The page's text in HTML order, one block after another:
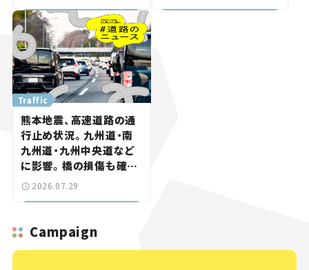
Traffic
熊本地震、高速道路の通
行止め状況。九州道・南
九州道・九州中央道など
に影響。橋の損傷も確認
【道路のニュース】
2026.07.29
Campaign